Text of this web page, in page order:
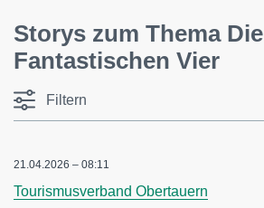
Storys zum Thema Die
Fantastischen Vier
Filtern
21.04.2026 – 08:11
Tourismusverband Obertauern